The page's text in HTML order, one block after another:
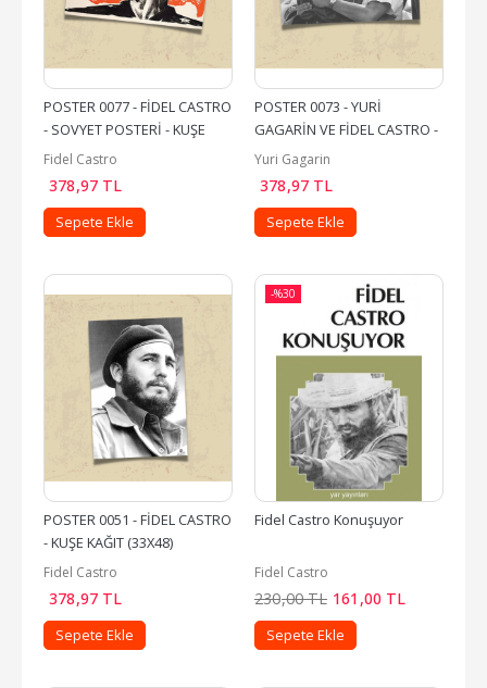
POSTER 0077 - FİDEL CASTRO
- SOVYET POSTERİ - KUŞE
KAĞIT (33X48)
Fidel Castro
378,97 TL
Sepete Ekle
POSTER 0073 - YURİ
GAGARİN VE FİDEL CASTRO -
KUŞE KAĞIT (33X48)
Yuri Gagarin
378,97 TL
Sepete Ekle
POSTER 0051 - FİDEL CASTRO
- KUŞE KAĞIT (33X48)
Fidel Castro
378,97 TL
Sepete Ekle
-%30
Fidel Castro Konuşuyor
Fidel Castro
230,00TL 161 ,00 TL
Sepete Ekle